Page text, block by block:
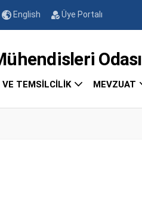
English Üye Portalı
Odası
VE TEMSİLCİLİK MEVZUAT